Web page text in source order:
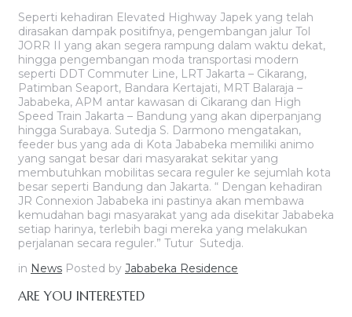
Seperti kehadiran Elevated Highway Japek yang telah
dirasakan dampak positifnya, pengembangan jalur Tol
JORR II yang akan segera rampung dalam waktu dekat,
hingga pengembangan moda transportasi modern
seperti DDT Commuter Line, LRT Jakarta – Cikarang,
Patimban Seaport, Bandara Kertajati, MRT Balaraja –
Jababeka, APM antar kawasan di Cikarang dan High
Speed Train Jakarta – Bandung yang akan diperpanjang
hingga Surabaya. Sutedja S. Darmono mengatakan,
feeder bus yang ada di Kota Jababeka memiliki animo
yang sangat besar dari masyarakat sekitar yang
membutuhkan mobilitas secara reguler ke sejumlah kota
besar seperti Bandung dan Jakarta. “ Dengan kehadiran
JR Connexion Jababeka ini pastinya akan membawa
kemudahan bagi masyarakat yang ada disekitar Jababeka
setiap harinya, terlebih bagi mereka yang melakukan
perjalanan secara reguler.” Tutur Sutedja.
in News Posted by Jababeka Residence
ARE YOU INTERESTED